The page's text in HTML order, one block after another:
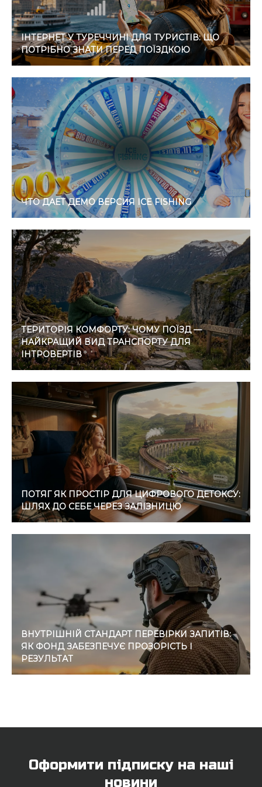
ІНТЕРНЕТ У ТУРЕЧЧИНІ ДЛЯ ТУРИСТІВ: ЩО
ПОТРІБНО ЗНАТИ ПЕРЕД ПОЇЗДКОЮ
ЧТО ДАЕТ ДЕМО ВЕРСИЯ ICE FISHING
ТЕРИТОРІЯ КОМФОРТУ: ЧОМУ ПОЇЗД —
НАЙКРАЩИЙ ВИД ТРАНСПОРТУ ДЛЯ
ІНТРОВЕРТІВ
ПОТЯГ ЯК ПРОСТІР ДЛЯ ЦИФРОВОГО ДЕТОКСУ:
ШЛЯХ ДО СЕБЕ ЧЕРЕЗ ЗАЛІЗНИЦЮ
ВНУТРІШНІЙ СТАНДАРТ ПЕРЕВІРКИ ЗАПИТІВ:
ЯК ФОНД ЗАБЕЗПЕЧУЄ ПРОЗОРІСТЬ І
РЕЗУЛЬТАТ
Оформити підписку на наші
новини